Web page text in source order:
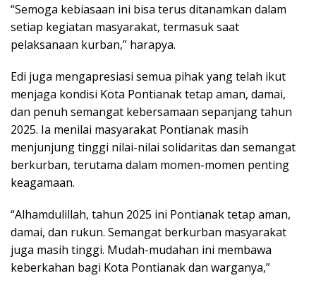
“Semoga kebiasaan ini bisa terus ditanamkan dalam
setiap kegiatan masyarakat, termasuk saat
pelaksanaan kurban,” harapya.
Edi juga mengapresiasi semua pihak yang telah ikut
menjaga kondisi Kota Pontianak tetap aman, damai,
dan penuh semangat kebersamaan sepanjang tahun
2025. Ia menilai masyarakat Pontianak masih
menjunjung tinggi nilai-nilai solidaritas dan semangat
berkurban, terutama dalam momen-momen penting
keagamaan.
“Alhamdulillah, tahun 2025 ini Pontianak tetap aman,
damai, dan rukun. Semangat berkurban masyarakat
juga masih tinggi. Mudah-mudahan ini membawa
keberkahan bagi Kota Pontianak dan warganya,”